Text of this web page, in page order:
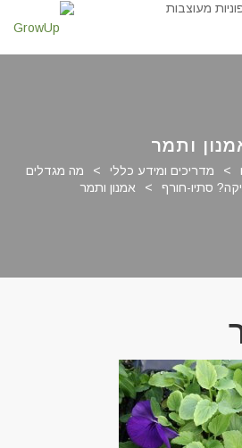
ותמר
> מדריכים ומידע כללי >
מה מגדלים
סתיו-חורף
> אמנון ותמר